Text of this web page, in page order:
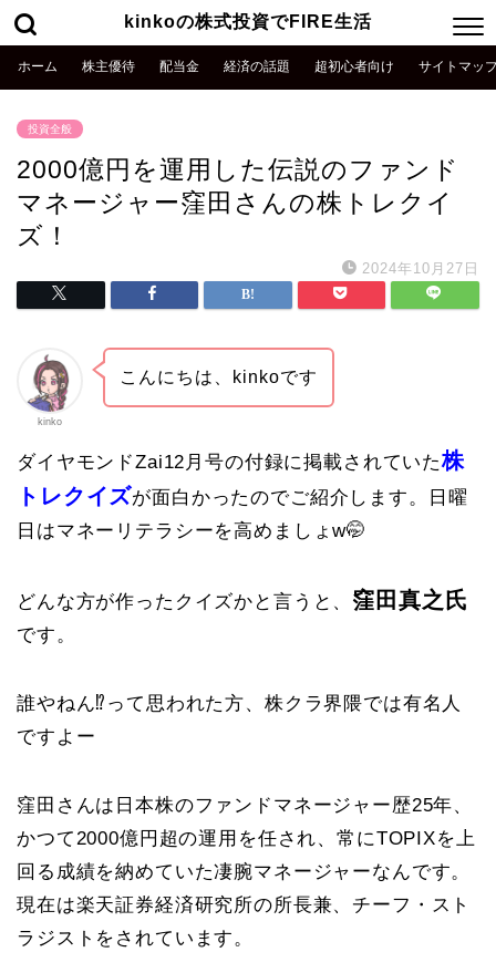
kinkoの株式投資でFIRE生活
ホーム 株主優待 配当金 経済の話題 超初心者向け サイトマッ
投資全般
2000億円を運用した伝説のファンド
マネージャー窪田さんの株トレクイ
ズ！
2024年10月27日
kinko
こんにちは、kinkoです
ダイヤモンドZai12月号の付録に掲載されていた株
トレクイズが面白かったのでご紹介します。日曜
日はマネーリテラシーを高めましょw🤭
どんな方が作ったクイズかと言うと、 窪田真之氏
です。
誰やねん⁉️って思われた方、株クラ界隈では有名人
ですよー
窪田さんは日本株のファンドマネージャー歴25年、
かつて2000億円超の運用を任され、常にTOPIXを上
回る成績を納めていた凄腕マネージャーなんです。
現在は楽天証券経済研究所の所長兼、チーフ・スト
ラジストをされています。